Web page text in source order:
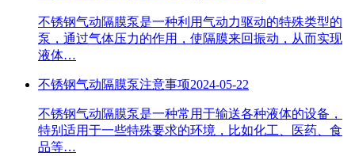
不锈钢气动隔膜泵是一种利用气动力驱动的特殊类型的
泵，通过气体压力的作用，使隔膜来回振动，从而实现
液体…
不锈钢气动隔膜泵注意事项2024-05-22
不锈钢气动隔膜泵是一种常用于输送各种液体的设备，
特别适用于一些特殊要求的环境，比如化工、医药、食
品等…